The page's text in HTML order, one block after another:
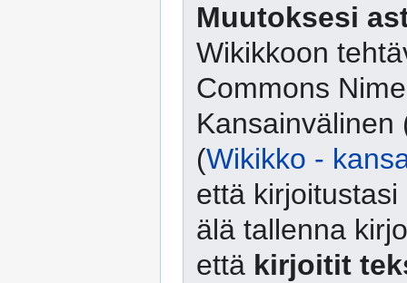
Muutoksesi
Wikikkoon
Commons
Kansainvälinen
(Wikikko -
että
älä tallenna
että kirjoitit